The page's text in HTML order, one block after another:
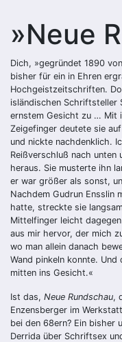
»Neue
Dich, »gegründet 1890
bisher für ein in Ehren
Hochgeistzeitschriften.
isländischen Schriftsteller
ernstem Gesicht zu … Mit
Zeigefinger deutete sie
und nickte nachdenklich.
Reißverschluß nach unten
heraus. Sie musterte ihn
er war größer als sonst,
Nachdem Gudrun ­Enss­lin
hatte, streckte sie
Mittelfinger leicht
aus mir hervor, der mich
wo man allein danach
Wand pinkeln konnte.
mitten ins Gesicht.«
Ist das, Neue Rundschau,
Enzensberger im
bei den 68ern? Ein bisher
Derrida über Schriftsex